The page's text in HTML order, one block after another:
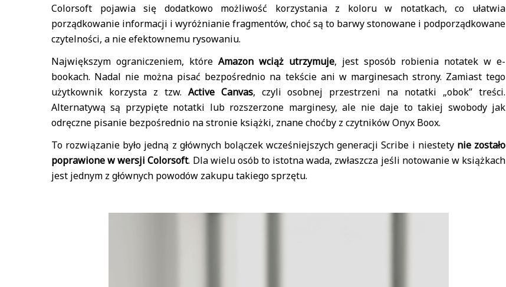
Colorsoft pojawia się dodatkowo możliwość korzystania z koloru w notatkach, co ułatwia
porządkowanie informacji i wyróżnianie fragmentów, choć są to barwy stonowane i podporządkowane
czytelności, a nie efektownemu rysowaniu.
Największym ograniczeniem, które Amazon wciąż utrzymuje, jest sposób robienia notatek w e-
bookach. Nadal nie można pisać bezpośrednio na tekście ani w marginesach strony. Zamiast tego
użytkownik korzysta z tzw. Active Canvas, czyli osobnej przestrzeni na notatki „obok” treści.
Alternatywą są przypięte notatki lub rozszerzone marginesy, ale nie daje to takiej swobody jak
odręczne pisanie bezpośrednio na stronie książki, znane choćby z czytników Onyx Boox.
To rozwiązanie było jedną z głównych bolączek wcześniejszych generacji Scribe i niestety nie zostało
poprawione w wersji Colorsoft. Dla wielu osób to istotna wada, zwłaszcza jeśli notowanie w książkach
jest jednym z głównych powodów zakupu takiego sprzętu.